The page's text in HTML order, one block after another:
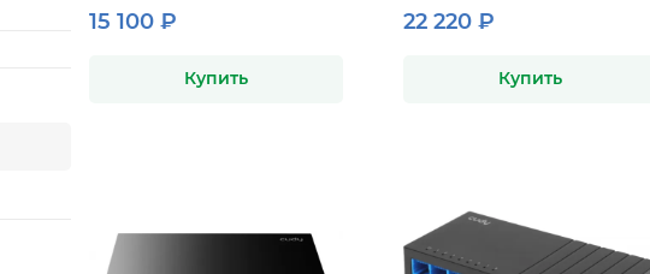
15 100 ₽
Купить
22 220 ₽
Купить